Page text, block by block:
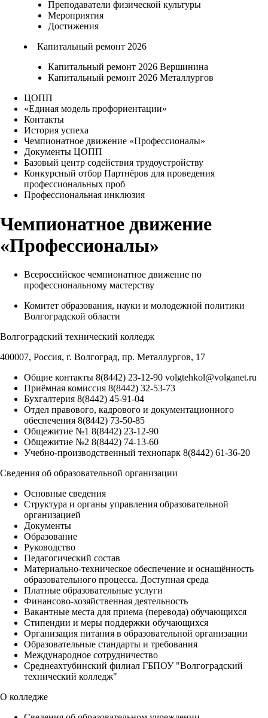
Преподаватели физической культуры
Мероприятия
Достижения
Капитальный ремонт 2026
Капитальный ремонт 2026 Вершинина
Капитальный ремонт 2026 Металлургов
ЦОПП
«Единая модель профориентации»
Контакты
История успеха
Чемпионатное движение «Профессионалы»
Документы ЦОПП
Базовый центр содействия трудоустройству
Конкурсный отбор Партнёров для проведения
профессиональных проб
Профессиональная инклюзия
Чемпионатное движение
«Профессионалы»
Всероссийское чемпионатное движение по
профессиональному мастерству
Комитет образования, науки и молодежной политики
Волгоградской области
Волгоградский технический колледж
400007, Россия, г. Волгоград, пр. Металлургов, 17
Общие контакты 8(8442) 23-12-90 volgtehkol@volganet.ru
Приёмная комиссия 8(8442) 32-53-73
Бухгалтерия 8(8442) 45-91-04
Отдел правового, кадрового и документационного
обеспечения 8(8442) 73-50-85
Общежитие №1 8(8442) 23-12-90
Общежитие №2 8(8442) 74-13-60
Учебно-производственный технопарк 8(8442) 61-36-20
Сведения об образовательной организации
Основные сведения
Структура и органы управления образовательной
организацией
Документы
Образование
Руководство
Педагогический состав
Материально-техническое обеспечение и оснащённость
образовательного процесса. Доступная среда
Платные образовательные услуги
Финансово-хозяйственная деятельность
Вакантные места для приема (перевода) обучающихся
Стипендии и меры поддержки обучающихся
Организация питания в образовательной организации
Образовательные стандарты и требования
Международное сотрудничество
Среднеахтубинский филиал ГБПОУ "Волгоградский
технический колледж"
О колледже